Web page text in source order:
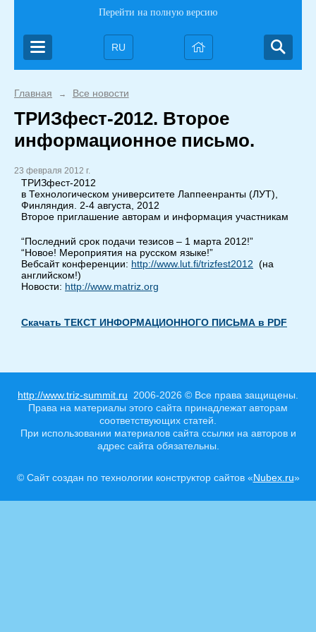
Перейти на полную версию
RU
Главная → Все новости
ТРИЗфест-2012. Второе
информационное письмо.
23 февраля 2012 г.
ТРИЗфест-2012
в Технологическом университете Лаппеенранты (ЛУТ),
Финляндия. 2-4 августа, 2012
Второе приглашение авторам и информация участникам
“Последний срок подачи тезисов – 1 марта 2012!”
“Новое! Мероприятия на русском языке!”
Вебсайт конференции: http://www.lut.fi/trizfest2012 (на
английском!)
Новости: http://www.matriz.org
Скачать ТЕКСТ ИНФОРМАЦИОННОГО ПИСЬМА в PDF
http://www.triz-summit.ru 2006-2026 © Все права защищены.
Права на материалы этого сайта принадлежат авторам
соответствующих статей.
При использовании материалов сайта ссылки на авторов и
адрес сайта обязательны.
© Сайт создан по технологии конструктор сайтов «Nubex.ru»